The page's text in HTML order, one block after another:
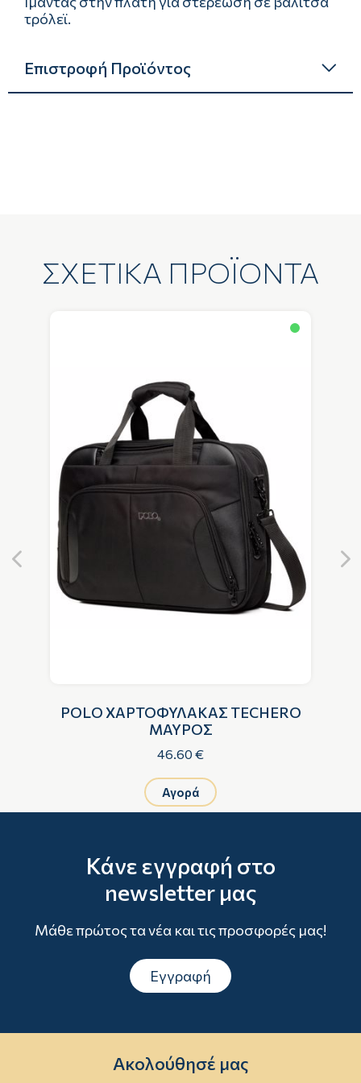
τρόλεϊ.
Επιστροφή Προϊόντος
ΣΧΕΤΙΚΑ ΠΡΟΪΟΝΤΑ
POLO ΧΑΡΤΟΦΥΛΑΚΑΣ TECHERO
ΜΑΥΡΟΣ
46.60 €
Αγορά
Κάνε εγγραφή στο
newsletter μας
Μάθε πρώτος τα νέα και τις προσφορές μας!
Εγγραφή
Ακολούθησέ μας